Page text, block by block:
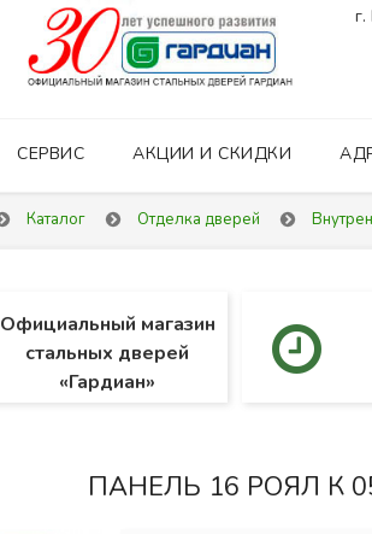
СЕРВИС АКЦИИ И СКИДКИ
Каталог Отделка дверей
Официальный магазин
стальных дверей
«Гардиан»
ПАНЕЛЬ 16 РОЯЛ К